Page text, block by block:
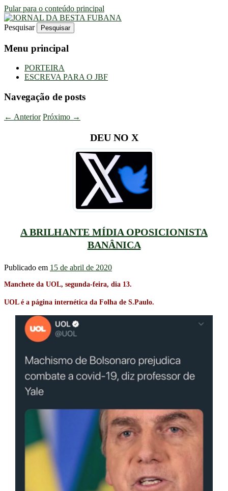
Pular para o conteúdo principal
JORNAL DA BESTA FUBANA
Uma Gazeta Escrota
Pesquisar
Menu principal
PORTEIRA
ESCREVA PARA O JBF
Navegação de posts
← Anterior Próximo →
DEU NO X
A BRILHANTE MÍDIA OPOSICIONISTA
BANÂNICA
Publicado em 15 de abril de 2020
Manchete da UOL, segunda-feira, dia 13.
UOL é a página internética da Folha de S.Paulo.